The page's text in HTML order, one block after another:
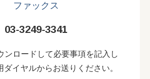
ファックス
03-3249-3341
ンロードして必要事項を記入し
ダイヤルからお送りください。